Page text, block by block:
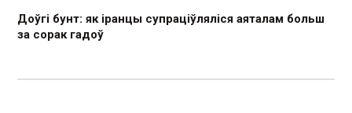
Доўгі бунт: як іранцы супраціўляліся аяталам больш
за сорак гадоў